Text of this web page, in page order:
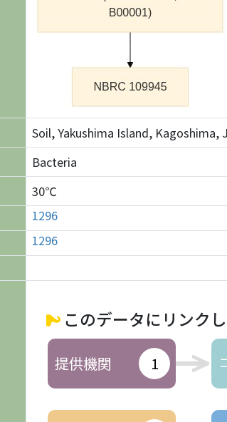
Soil, Yakushima Island, Kagoshima,
Bacteria
30℃
1296
1296
このデータにリンク
提供機関 1